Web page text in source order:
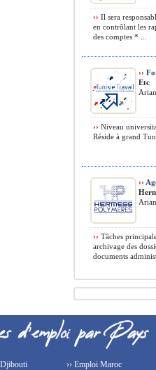
›› Il sera
en contrôlant les
des comptes * ...
››
Etc
›› Niveau
Réside à grand
››
›› Tâches
archivage des
documents
Djibouti ›› Emploi Maroc